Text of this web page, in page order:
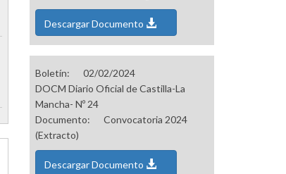
Descargar Documento
Boletín:
02/02/2024
DOCM Diario Oficial de Castilla-La
Mancha- Nº 24
Documento:
Convocatoria 2024
(Extracto)
Descargar Documento